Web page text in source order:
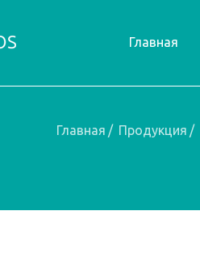
Главная
Главная / Продукция /